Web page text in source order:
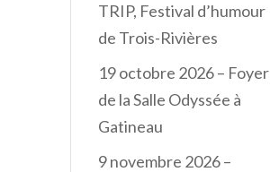
TRIP, Festival d’humour
de Trois-Rivières
19 octobre 2026 – Foyer
de la Salle Odyssée à
Gatineau
9 novembre 2026 –